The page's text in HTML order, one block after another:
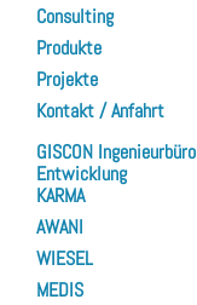
Consulting
Produkte
Projekte
Kontakt / Anfahrt
GISCON Ingenieurbüro
Entwicklung
KARMA
AWANI
WIESEL
MEDIS